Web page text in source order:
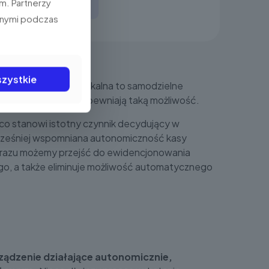
Kasa fiskalna to samodzielne
jak najbardziej zapewniają taką możliwość.
stanowi istotny czynnik decydujący w
wspomniana autonomiczność kasy
możemy przejść do ewidencjonowania
a także eliminuje możliwość automatycznego
działające autonomicznie,
Partnerzy
podczas